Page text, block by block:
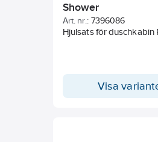
Shower
Art. nr.: 7396086
Hjulsats för duschkabin
Visa